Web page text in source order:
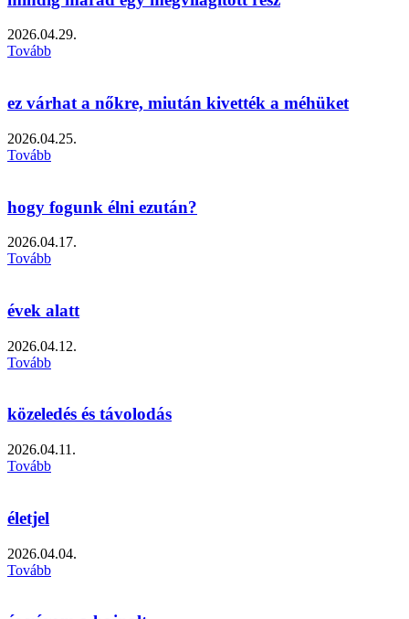
2026.04.29.
Tovább
ez várhat a nőkre, miután kivették a méhüket
2026.04.25.
Tovább
hogy fogunk élni ezután?
2026.04.17.
Tovább
évek alatt
2026.04.12.
Tovább
közeledés és távolodás
2026.04.11.
Tovább
életjel
2026.04.04.
Tovább